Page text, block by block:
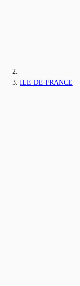
ILE-DE-FRANCE